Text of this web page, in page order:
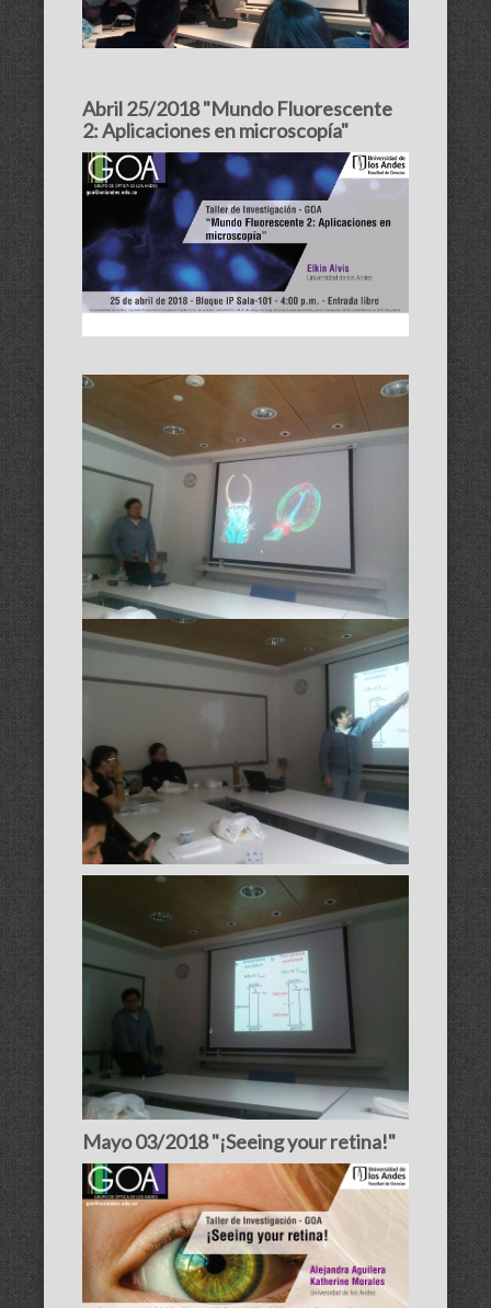
Abril 25/2018 "Mundo Fluorescente
2: Aplicaciones en microscopía"
Mayo 03/2018 "¡Seeing your retina!"